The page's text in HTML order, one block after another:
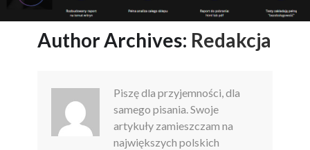
Author Archives: Redakcja
Piszę dla przyjemności, dla
samego pisania. Swoje
artykuły zamieszczam na
największych polskich